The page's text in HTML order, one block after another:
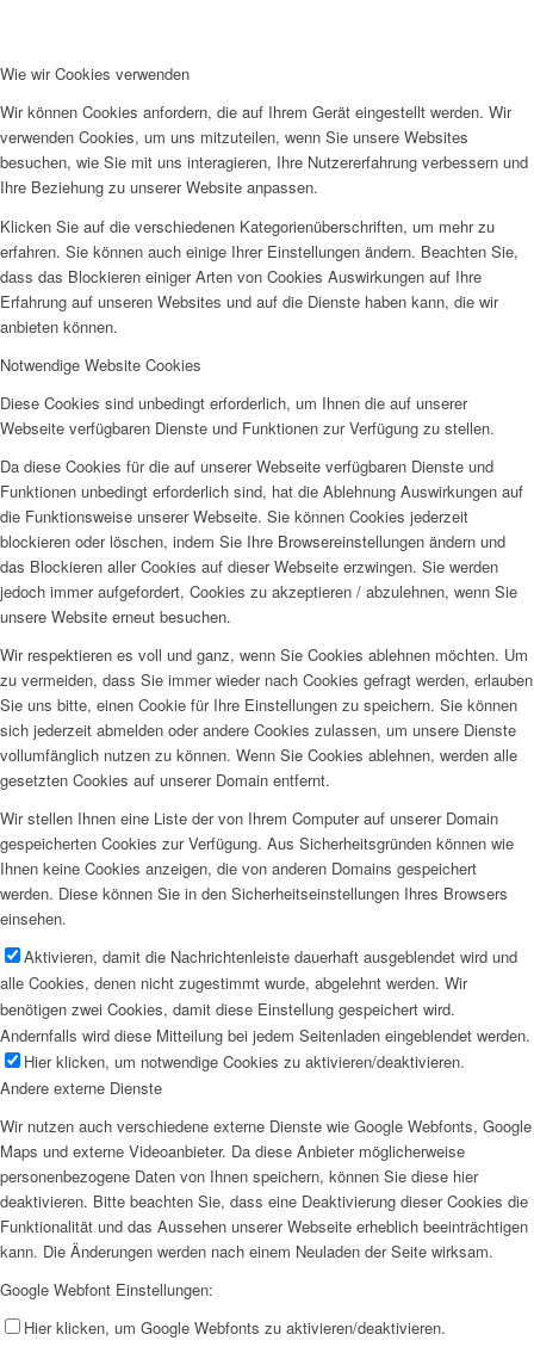
Wie wir Cookies verwenden
Wir können Cookies anfordern, die auf Ihrem Gerät eingestellt werden. Wir
verwenden Cookies, um uns mitzuteilen, wenn Sie unsere Websites
besuchen, wie Sie mit uns interagieren, Ihre Nutzererfahrung verbessern und
Ihre Beziehung zu unserer Website anpassen.
Klicken Sie auf die verschiedenen Kategorienüberschriften, um mehr zu
erfahren. Sie können auch einige Ihrer Einstellungen ändern. Beachten Sie,
dass das Blockieren einiger Arten von Cookies Auswirkungen auf Ihre
Erfahrung auf unseren Websites und auf die Dienste haben kann, die wir
anbieten können.
Notwendige Website Cookies
Diese Cookies sind unbedingt erforderlich, um Ihnen die auf unserer
Webseite verfügbaren Dienste und Funktionen zur Verfügung zu stellen.
Da diese Cookies für die auf unserer Webseite verfügbaren Dienste und
Funktionen unbedingt erforderlich sind, hat die Ablehnung Auswirkungen auf
die Funktionsweise unserer Webseite. Sie können Cookies jederzeit
blockieren oder löschen, indem Sie Ihre Browsereinstellungen ändern und
das Blockieren aller Cookies auf dieser Webseite erzwingen. Sie werden
jedoch immer aufgefordert, Cookies zu akzeptieren / abzulehnen, wenn Sie
unsere Website erneut besuchen.
Wir respektieren es voll und ganz, wenn Sie Cookies ablehnen möchten. Um
zu vermeiden, dass Sie immer wieder nach Cookies gefragt werden, erlauben
Sie uns bitte, einen Cookie für Ihre Einstellungen zu speichern. Sie können
sich jederzeit abmelden oder andere Cookies zulassen, um unsere Dienste
vollumfänglich nutzen zu können. Wenn Sie Cookies ablehnen, werden alle
gesetzten Cookies auf unserer Domain entfernt.
Wir stellen Ihnen eine Liste der von Ihrem Computer auf unserer Domain
gespeicherten Cookies zur Verfügung. Aus Sicherheitsgründen können wie
Ihnen keine Cookies anzeigen, die von anderen Domains gespeichert
werden. Diese können Sie in den Sicherheitseinstellungen Ihres Browsers
einsehen.
Aktivieren, damit die Nachrichtenleiste dauerhaft ausgeblendet wird und
alle Cookies, denen nicht zugestimmt wurde, abgelehnt werden. Wir
benötigen zwei Cookies, damit diese Einstellung gespeichert wird.
Andernfalls wird diese Mitteilung bei jedem Seitenladen eingeblendet werden.
Hier klicken, um notwendige Cookies zu aktivieren/deaktivieren.
Andere externe Dienste
Wir nutzen auch verschiedene externe Dienste wie Google Webfonts, Google
Maps und externe Videoanbieter. Da diese Anbieter möglicherweise
personenbezogene Daten von Ihnen speichern, können Sie diese hier
deaktivieren. Bitte beachten Sie, dass eine Deaktivierung dieser Cookies die
Funktionalität und das Aussehen unserer Webseite erheblich beeinträchtigen
kann. Die Änderungen werden nach einem Neuladen der Seite wirksam.
Google Webfont Einstellungen:
Hier klicken, um Google Webfonts zu aktivieren/deaktivieren.